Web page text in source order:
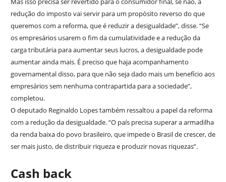
redução do imposto vai servir para um propósito reverso do que
queremos com a reforma, que é reduzir a desigualdade”, disse. “Se
os empresários usarem o fim da cumulatividade e a redução da
carga tributária para aumentar seus lucros, a desigualdade pode
aumentar ainda mais. É preciso que haja acompanhamento
governamental disso, para que não seja dado mais um benefício aos
empresários sem nenhuma contrapartida para a sociedade”,
completou.
O deputado Reginaldo Lopes também ressaltou a papel da reforma
com a redução da desigualdade. “O país precisa superar a armadilha
da renda baixa do povo brasileiro, que impede o Brasil de crescer, de
ser mais justo, de distribuir riqueza e produzir novas riquezas”.
Cash back